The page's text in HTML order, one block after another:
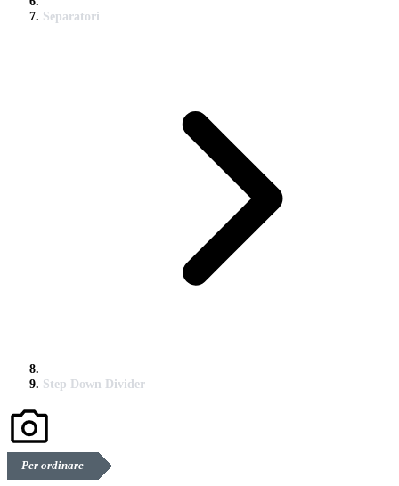
Separatori
Step Down Divider
Per ordinare